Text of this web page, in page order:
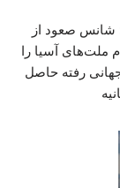
شانس صعود از
ملت‌های آسیا را
رفته حاصل